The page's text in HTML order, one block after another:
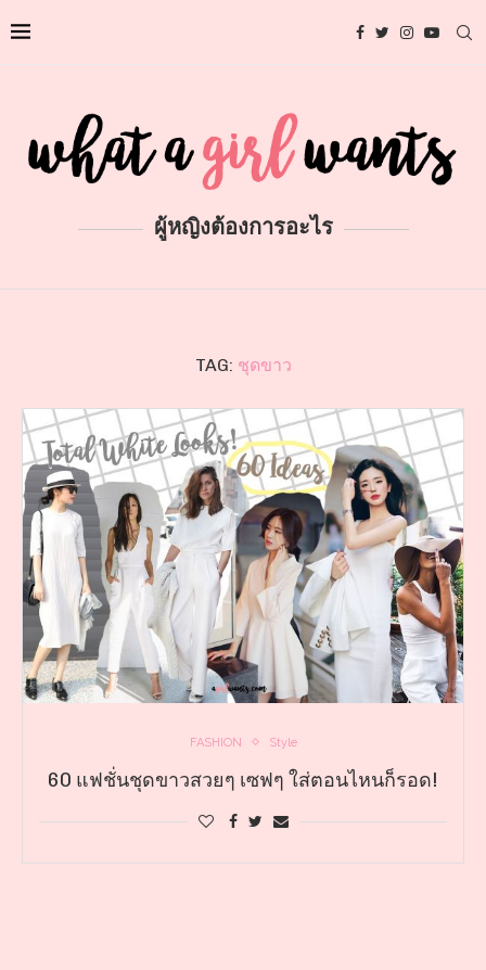
ผู้หญิงต้องการอะไร
TAG: ชุดขาว
FASHION Style
60 แฟชั่นชุดขาวสวยๆ เซฟๆ ใส่ตอนไหนก็รอด!